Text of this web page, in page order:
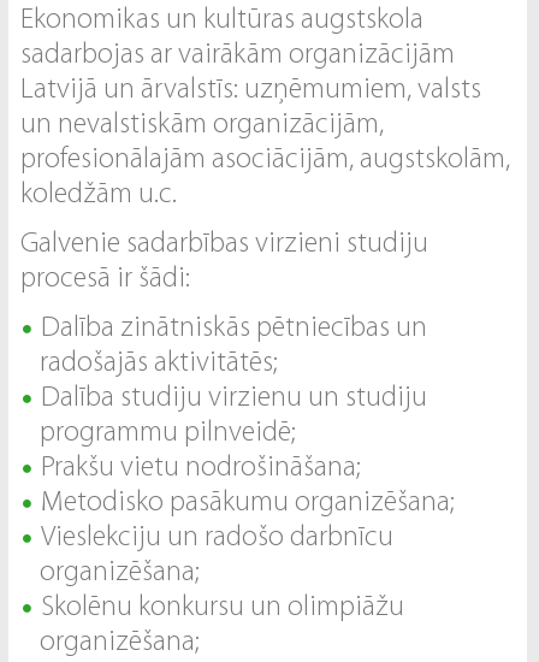
Ekonomikas un kultūras augstskola
sadarbojas ar vairākām organizācijām
Latvijā un ārvalstīs: uzņēmumiem, valsts
un nevalstiskām organizācijām,
profesionālajām asociācijām, augstskolām,
koledžām u.c.
Galvenie sadarbības virzieni studiju
procesā ir šādi:
Dalība zinātniskās pētniecības un
radošajās aktivitātēs;
Dalība studiju virzienu un studiju
programmu pilnveidē;
Prakšu vietu nodrošināšana;
Metodisko pasākumu organizēšana;
Vieslekciju un radošo darbnīcu
organizēšana;
Skolēnu konkursu un olimpiāžu
organizēšana;